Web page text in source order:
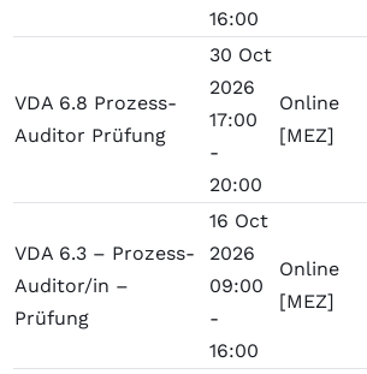
16:00
VDA 6.8 Prozess-
Auditor Prüfung
30 Oct
2026
17:00
-
20:00
Online
[MEZ]
VDA 6.3 – Prozess-
Auditor/in –
Prüfung
16 Oct
2026
09:00
-
16:00
Online
[MEZ]